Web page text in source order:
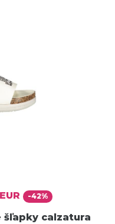
-42%
calzatura